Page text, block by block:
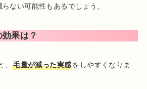
ない可能性もあるでしょう。
果は？
、毛量が減った実感をしやすくなりま